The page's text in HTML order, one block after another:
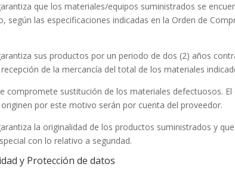
que los materiales/equipos suministrados se
según las especificaciones indicadas en la Orden de
sus productos por un periodo de dos (2) años
de la mercancía del total de los materiales
compromete sustitución de los materiales defectuosos.
por este motivo serán por cuenta del proveedor.
la originalidad de los productos suministrados y
con lo relativo a seguridad.
y Protección de datos